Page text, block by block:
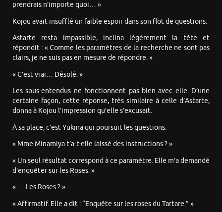
prendrais n’importe quoi… »
Kojou avait insufflé un faible espoir dans son flot de questions.
Astarte resta impassible, inclina légèrement la tête et
répondit : « Comme les paramètres de la recherche ne sont pas
clairs, je ne suis pas en mesure de répondre. »
« C’est vrai… Désolé. »
Les sous-entendus ne fonctionnent pas bien avec elle. D’une
certaine façon, cette réponse, très similaire à celle d’Astarte,
donna à Kojou l’impression qu’elle s’excusait.
À sa place, c’est Yukina qui poursuit les questions.
« Mme Minamiya t’a-t-elle laissé des instructions ? »
« Un seul résultat correspond à ce paramètre. Elle m’a demandé
d’enquêter sur les Roses. »
« … Les Roses ? »
« Affirmatif. Elle a dit : “Enquête sur les roses du Tartare.” »